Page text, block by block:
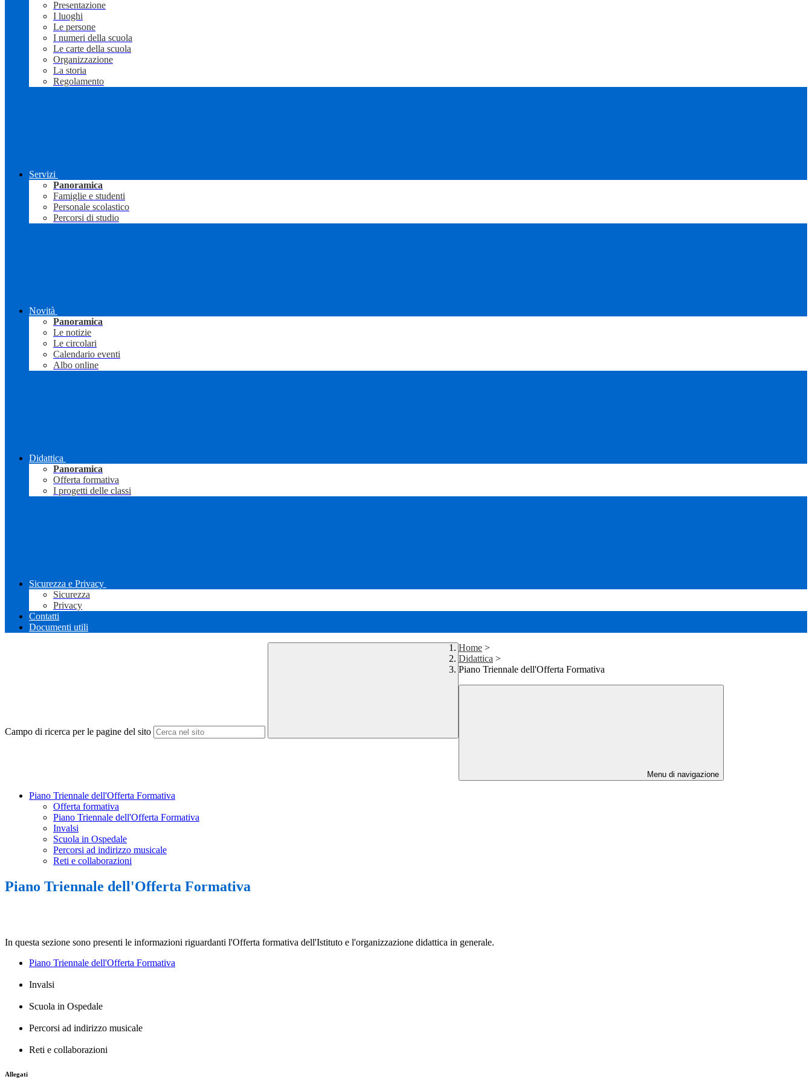
Presentazione
I luoghi
Le persone
I numeri della scuola
Le carte della scuola
Organizzazione
La storia
Regolamento
Servizi
Panoramica
Famiglie e studenti
Personale scolastico
Percorsi di studio
Novità
Panoramica
Le notizie
Le circolari
Calendario eventi
Albo online
Didattica
Panoramica
Offerta formativa
I progetti delle classi
Sicurezza e Privacy
Sicurezza
Privacy
Contatti
Documenti utili
Campo di ricerca per le pagine del sito
Home >
Didattica >
Piano Triennale dell'Offerta Formativa
Menu di navigazione
Piano Triennale dell'Offerta Formativa
Offerta formativa
Piano Triennale dell'Offerta Formativa
Invalsi
Scuola in Ospedale
Percorsi ad indirizzo musicale
Reti e collaborazioni
Piano Triennale dell'Offerta Formativa
In questa sezione sono presenti le informazioni riguardanti l'Offerta formativa dell'Istituto e l'organizzazione didattica in generale.
Piano Triennale dell'Offerta Formativa
Invalsi
Scuola in Ospedale
Percorsi ad indirizzo musicale
Reti e collaborazioni
Allegati